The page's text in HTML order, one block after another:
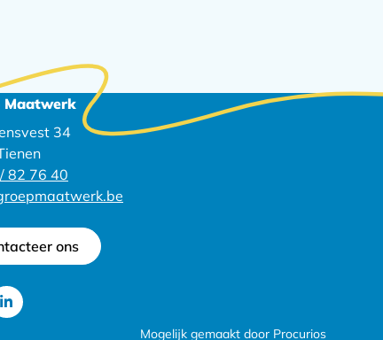
Maatwerk
34
82 76 40
ons
Mogelijk gemaakt door Procurios